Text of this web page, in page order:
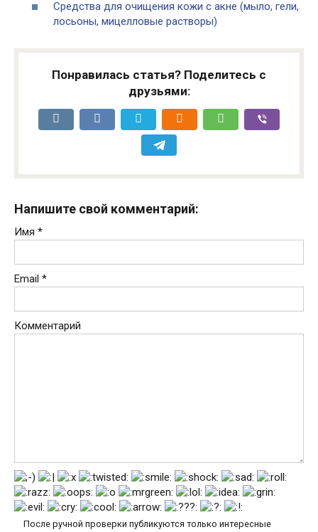
Средства для очищения кожи с акне (мыло, гели,
лосьоны, мицелловые растворы)
Понравилась статья? Поделитесь с
друзьями:
Напишите свой комментарий:
Имя *
Email *
Комментарий
После ручной проверки публикуются только интересные